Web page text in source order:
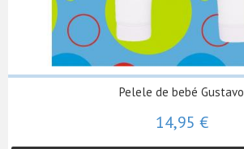
Pelele de bebé Gustavo
14,95 €